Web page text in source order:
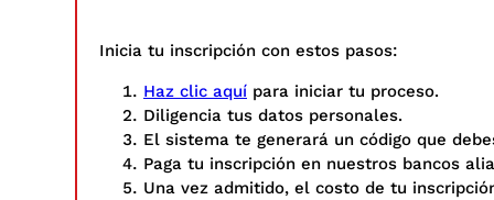
Inicia tu inscripción con estos pasos: ​
Haz clic aquí para iniciar tu proceso.
Diligencia tus datos personales.​
El sistema te generará un código que
Paga tu inscripción en nuestros bancos
Una vez admitido, el costo de tu